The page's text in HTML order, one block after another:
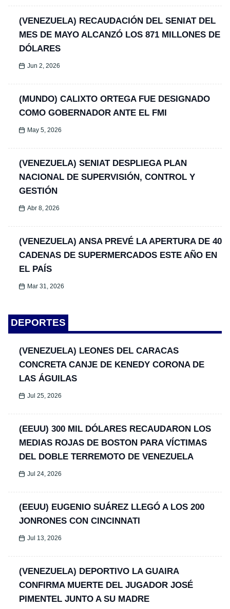
(VENEZUELA) RECAUDACIÓN DEL SENIAT DEL
MES DE MAYO ALCANZÓ LOS 871 MILLONES DE
DÓLARES
Jun 2, 2026
(MUNDO) CALIXTO ORTEGA FUE DESIGNADO
COMO GOBERNADOR ANTE EL FMI
May 5, 2026
(VENEZUELA) SENIAT DESPLIEGA PLAN
NACIONAL DE SUPERVISIÓN, CONTROL Y
GESTIÓN
Abr 8, 2026
(VENEZUELA) ANSA PREVÉ LA APERTURA DE 40
CADENAS DE SUPERMERCADOS ESTE AÑO EN
EL PAÍS
Mar 31, 2026
DEPORTES
(VENEZUELA) LEONES DEL CARACAS
CONCRETA CANJE DE KENEDY CORONA DE
LAS ÁGUILAS
Jul 25, 2026
(EEUU) 300 MIL DÓLARES RECAUDARON LOS
MEDIAS ROJAS DE BOSTON PARA VÍCTIMAS
DEL DOBLE TERREMOTO DE VENEZUELA
Jul 24, 2026
(EEUU) EUGENIO SUÁREZ LLEGÓ A LOS 200
JONRONES CON CINCINNATI
Jul 13, 2026
(VENEZUELA) DEPORTIVO LA GUAIRA
CONFIRMA MUERTE DEL JUGADOR JOSÉ
PIMENTEL JUNTO A SU MADRE